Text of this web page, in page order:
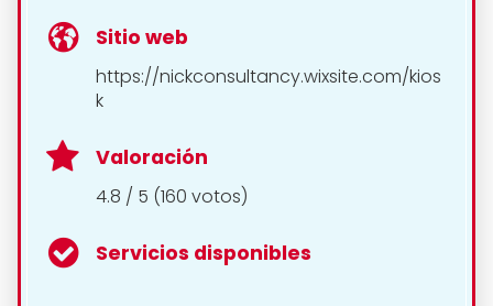
Sitio web
https://nickconsultancy.wixsite.com/kios
k
Valoración
4.8 / 5 (160 votos)
Servicios disponibles